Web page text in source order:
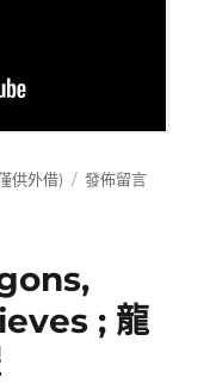
供外借)
在
英:Hi,
mom〉
發佈留言
; 龍